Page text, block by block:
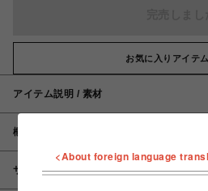
お気に入りアイテ
アイテム説明 / 素材
概要
サイズ
<About foreign language